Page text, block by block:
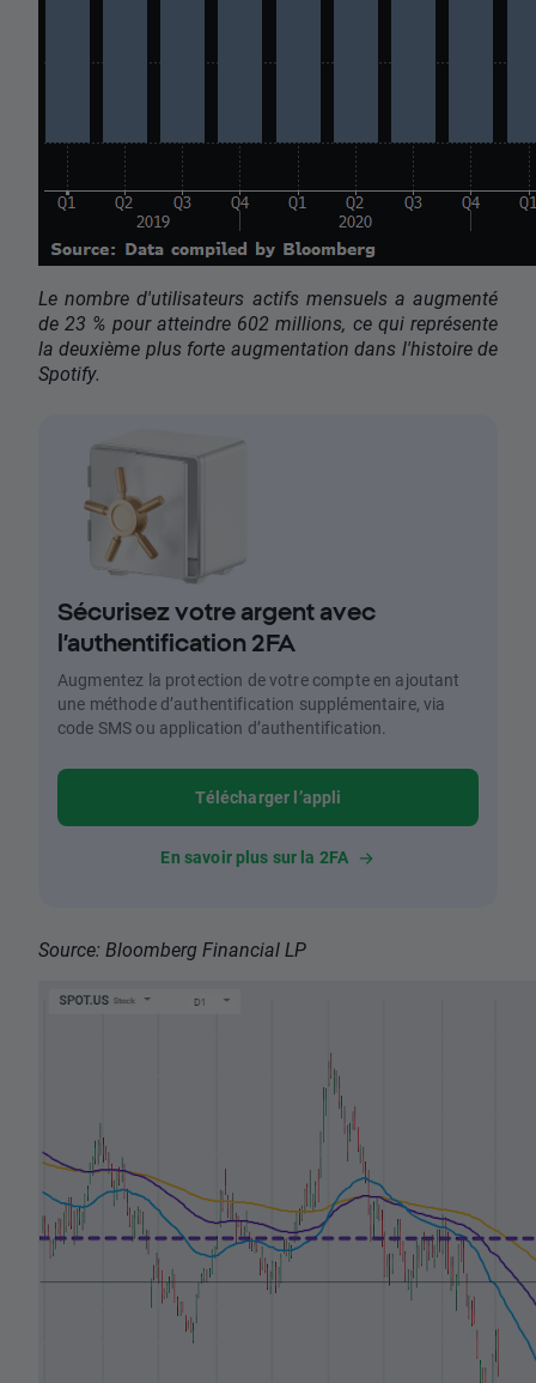
Le nombre d'utilisateurs actifs mensuels a augmenté
de 23 % pour atteindre 602 millions, ce qui représente
la deuxième plus forte augmentation dans l'histoire de
Spotify.
Sécurisez votre argent avec
l’authentification 2FA
Augmentez la protection de votre compte en ajoutant
une méthode d’authentification supplémentaire, via
code SMS ou application d’authentification.
Télécharger l’appli
En savoir plus sur la 2FA
Source: Bloomberg Financial LP